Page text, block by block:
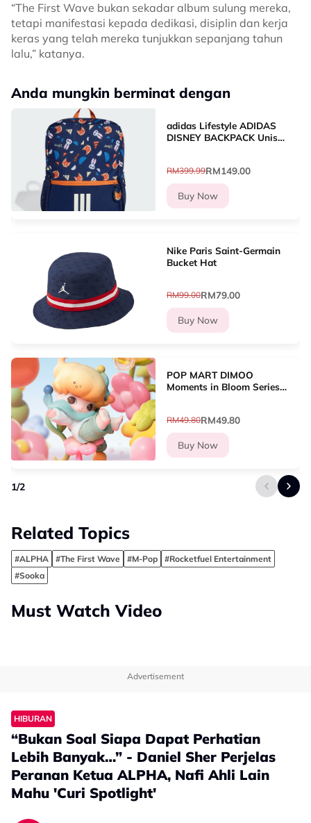
“The First Wave bukan sekadar album sulung mereka,
tetapi manifestasi kepada dedikasi, disiplin dan kerja
keras yang telah mereka tunjukkan sepanjang tahun
lalu,” katanya.
Anda mungkin berminat dengan
adidas Lifestyle ADIDAS
DISNEY BACKPACK Unisex
RM399.99RM149.00
Buy Now
Nike Paris Saint-Germain
Bucket Hat
RM99.00RM79.00
Buy Now
POP MART DIMOO
Moments in Bloom Series
RM49.80RM49.80
Buy Now
1/2
Related Topics
#ALPHA #The First Wave #M-Pop
#Rocketfuel Entertainment
#Sooka
Must Watch Video
Advertisement
HIBURAN
“Bukan Soal Siapa Dapat Perhatian
Lebih Banyak…” - Daniel Sher Perjelas
Peranan Ketua ALPHA, Nafi Ahli Lain
Mahu 'Curi Spotlight'